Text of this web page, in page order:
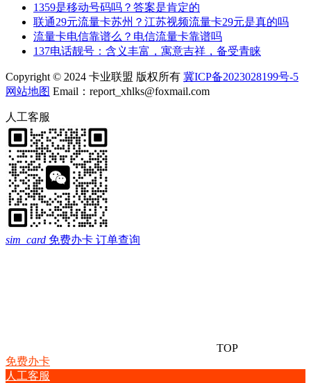
1359是移动号码吗？答案是肯定的
联通29元流量卡苏州？江苏视频流量卡29元是真的吗
流量卡电信靠谱么？电信流量卡靠谱吗
137电话靓号：含义丰富，寓意吉祥，备受青睐
Copyright © 2024 卡业联盟 版权所有 冀ICP备2023028199号-5
网站地图 Email：report_xhlks@foxmail.com
人工客服
sim_card 免费办卡 订单查询
TOP
免费办卡
人工客服